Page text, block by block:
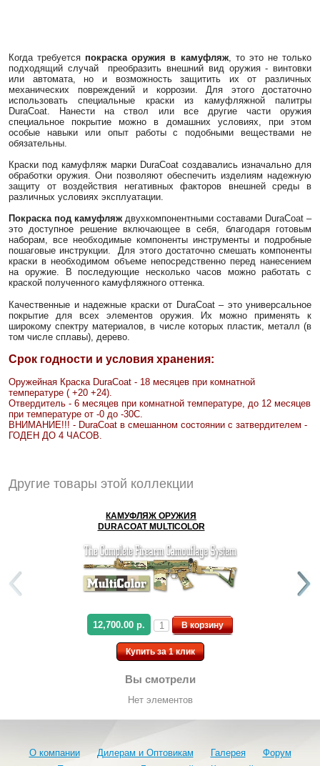
Когда требуется покраска оружия в камуфляж, то это не только
подходящий случай преобразить внешний вид оружия - винтовки
или автомата, но и возможность защитить их от различных
механических повреждений и коррозии. Для этого достаточно
использовать специальные краски из камуфляжной палитры
DuraCoat. Нанести на ствол или все другие части оружия
специальное покрытие можно в домашних условиях, при этом
особые навыки или опыт работы с подобными веществами не
обязательны.
Краски под камуфляж марки DuraCoat создавались изначально для
обработки оружия. Они позволяют обеспечить изделиям надежную
защиту от воздействия негативных факторов внешней среды в
различных условиях эксплуатации.
Покраска под камуфляж двухкомпонентными составами DuraCoat –
это доступное решение включающее в себя, благодаря готовым
наборам, все необходимые компоненты инструменты и подробные
пошаговые инструкции. Для этого достаточно смешать компоненты
краски в необходимом объеме непосредственно перед нанесением
на оружие. В последующие несколько часов можно работать с
краской полученного камуфляжного оттенка.
Качественные и надежные краски от DuraCoat – это универсальное
покрытие для всех элементов оружия. Их можно применять к
широкому спектру материалов, в числе которых пластик, металл (в
том числе сплавы), дерево.
Срок годности и условия хранения:
Оружейная Краска DuraCoat - 18 месяцев при комнатной
температуре ( +20 +24).
Отвердитель - 6 месяцев при комнатной температуре, до 12 месяцев
при температуре от -0 до -30С.
ВНИМАНИЕ!!! - DuraCoat в смешанном состоянии с затвердителем -
ГОДЕН ДО 4 ЧАСОВ.
Другие товары этой коллекции
КАМУФЛЯЖ ОРУЖИЯ
DURACOAT MULTICOLOR
12,700.00 р. В корзину
Купить за 1 клик
Вы смотрели
Нет элементов
О компании Дилерам и Оптовикам Галерея
Форум